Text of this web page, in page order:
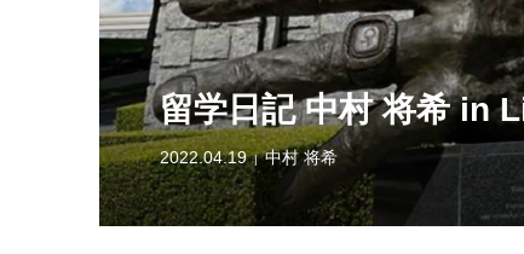
留学日記 中村 将希 in
2022.04.19 中村 将希